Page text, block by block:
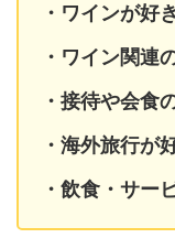
・ワインが好
・ワイン関連
・接待や会食
・海外旅行が
・飲食・サー